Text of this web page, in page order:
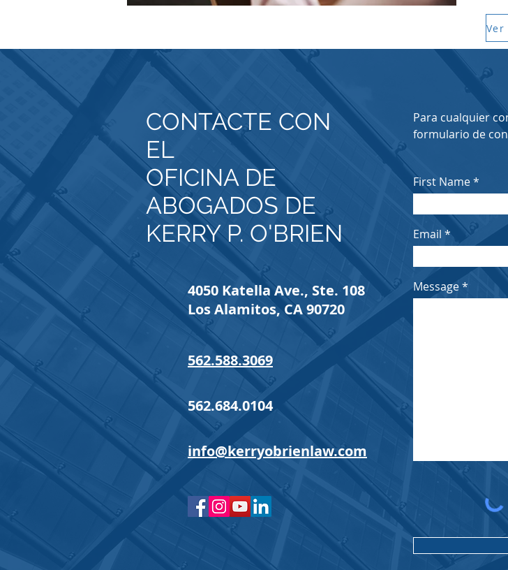
CONTACTE CON
EL
OFICINA DE
ABOGADOS DE
KERRY P. O'BRIEN
4050 Katella Ave., Ste. 108
Los Alamitos, CA 90720
562.588.3069
562.684.0104
info@kerryobrienlaw.com
Para cualquier
formulario de
First Name
Email
Message